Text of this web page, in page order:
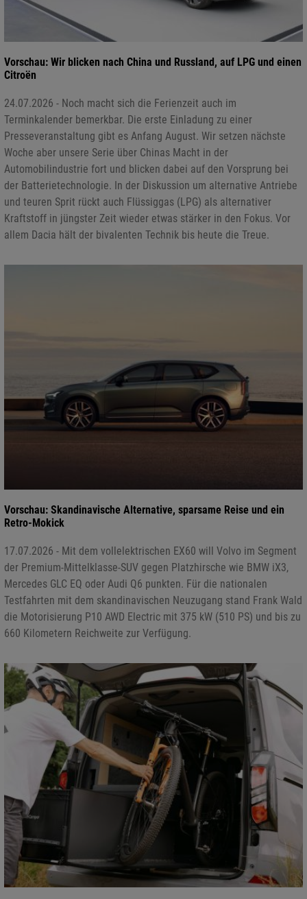
Vorschau: Wir blicken nach China und Russland, auf LPG und einen
Citroën
24.07.2026 - Noch macht sich die Ferienzeit auch im
Terminkalender bemerkbar. Die erste Einladung zu einer
Presseveranstaltung gibt es Anfang August. Wir setzen nächste
Woche aber unsere Serie über Chinas Macht in der
Automobilindustrie fort und blicken dabei auf den Vorsprung bei
der Batterietechnologie. In der Diskussion um alternative Antriebe
und teuren Sprit rückt auch Flüssiggas (LPG) als alternativer
Kraftstoff in jüngster Zeit wieder etwas stärker in den Fokus. Vor
allem Dacia hält der bivalenten Technik bis heute die Treue.
Vorschau: Skandinavische Alternative, sparsame Reise und ein
Retro-Mokick
17.07.2026 - Mit dem vollelektrischen EX60 will Volvo im Segment
der Premium-Mittelklasse-SUV gegen Platzhirsche wie BMW iX3,
Mercedes GLC EQ oder Audi Q6 punkten. Für die nationalen
Testfahrten mit dem skandinavischen Neuzugang stand Frank Wald
die Motorisierung P10 AWD Electric mit 375 kW (510 PS) und bis zu
660 Kilometern Reichweite zur Verfügung.